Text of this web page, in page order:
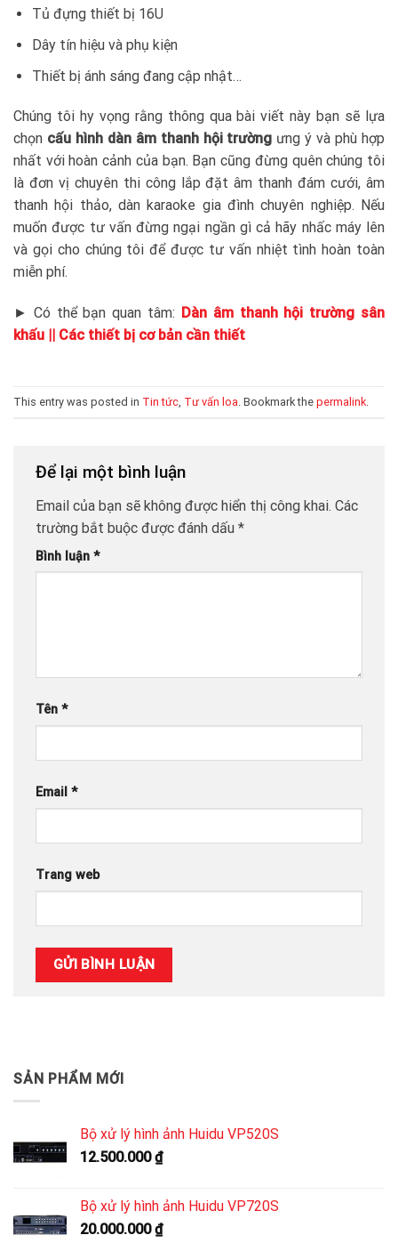
Tủ đựng thiết bị 16U
Dây tín hiệu và phụ kiện
Thiết bị ánh sáng đang cập nhật…
Chúng tôi hy vọng rằng thông qua bài viết này bạn sẽ lựa
chọn cấu hình dàn âm thanh hội trường ưng ý và phù hợp
nhất với hoàn cảnh của bạn. Bạn cũng đừng quên chúng tôi
là đơn vị chuyên thi công lắp đặt âm thanh đám cưới, âm
thanh hội thảo, dàn karaoke gia đình chuyên nghiệp. Nếu
muốn được tư vấn đừng ngại ngần gì cả hãy nhấc máy lên
và gọi cho chúng tôi để được tư vấn nhiệt tình hoàn toàn
miễn phí.
► Có thể bạn quan tâm: Dàn âm thanh hội trường sân
khấu || Các thiết bị cơ bản cần thiết
This entry was posted in Tin tức Tư vấn loa . Bookmark the permalink
Để lại một bình luận
Email của bạn sẽ không được hiển thị công khai. Các
trường bắt buộc được đánh dấu *
Bình luận *
Tên *
Email *
Trang web
SẢN PHẨM MỚI
Bộ xử lý hình ảnh Huidu VP520S
12.500.000₫
Bộ xử lý hình ảnh Huidu VP720S
20.000.000₫